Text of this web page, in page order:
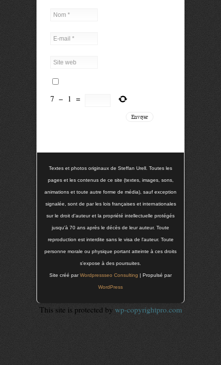
7 − 1 =
Textes et photos originaux de Steffan Urell. Toutes les
pages et les contenus de ce site (textes, images, sons,
animations et toute autre forme de média), sauf exception
signalée, sont de par les lois françaises et internationales
sur le droit d'auteur et la propriété intellectuelle protégés
jusqu'à 70 ans après le décès de leur auteur. Toute
reproduction est interdite sans le visa de l'auteur. Toute
personne morale ou physique portant atteinte à ces droits
s'expose à des poursuites.
Site créé parWordpressseo Consulting | Propulsé par
WordPress
This site is protected by wp-copyrightpro.com